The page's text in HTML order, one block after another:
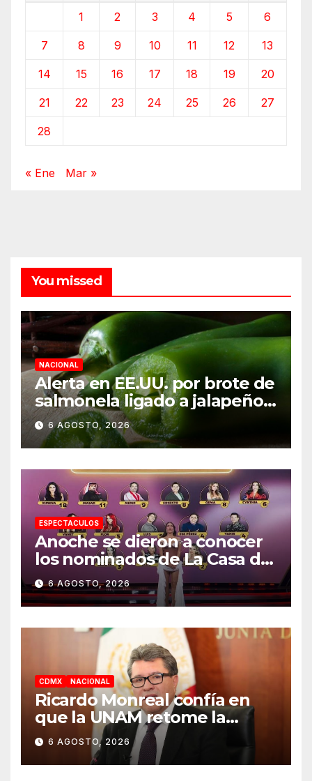
1 2 3 4 5 6
7 8 9 10 11 12 13
14 15 16 17 18 19 20
21 22 23 24 25 26 27
28
« Ene Mar »
You missed
NACIONAL
Alerta en EE.UU. por brote de
salmonela ligado a jalapeños
mexicanos; reportan 345
casos
6 AGOSTO, 2026
ESPECTACULOS
Anoche se dieron a conocer
los nominados de La Casa de
los Famosos México 2026 en
la segunda semana
6 AGOSTO, 2026
CDMX NACIONAL
Ricardo Monreal confía en
que la UNAM retome la
normalidad e inicie el
semestre mediante el
diálogo
6 AGOSTO, 2026